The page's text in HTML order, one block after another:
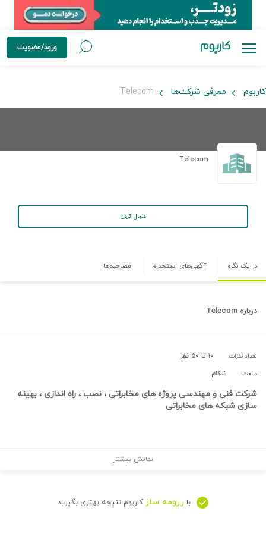
ورود/عضویت
کاربوم معرفی شرکت‌ها
Telecom
دنبال کردن
در یک نگاه آگهی‌های استخدام مصاحبه‌ها
درباره Telecom
تعداد نفرات: ۱۰ تا ۵۰ نفر
صنعت: تلکام
شرکت فنی و مهندسی پروژه های مخابراتی ، نصب ، راه اندازی ، بهینه
سازی شبکه های مخابراتی
نمایش بیشتر
با رزومه ساز کاربوم نتیجه بهتری بگیرید